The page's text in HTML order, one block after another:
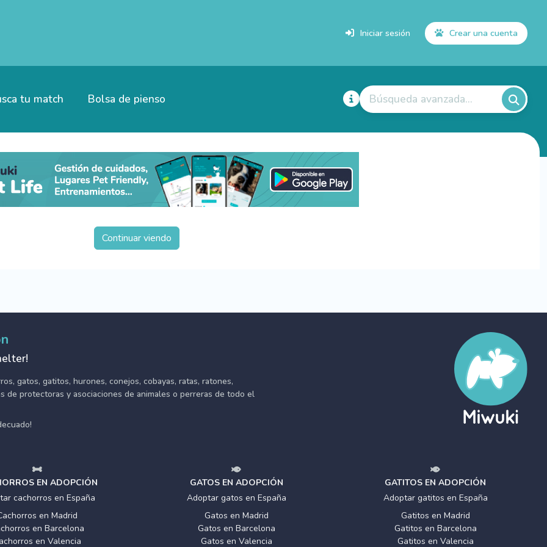
Iniciar sesión Crear una cuenta
tu match Bolsa de pienso Búsqueda avanzada...
Continuar viendo
gatos, gatitos, hurones, conejos, cobayas, ratas, ratones,
de protectoras y asociaciones de animales o perreras de todo el
EN ADOPCIÓN
cachorros en España
en Madrid
en Barcelona
en Valencia
GATOS EN ADOPCIÓN
Adoptar gatos en España
Gatos en Madrid
Gatos en Barcelona
Gatos en Valencia
GATITOS EN ADOPCIÓN
Adoptar gatitos en España
Gatitos en Madrid
Gatitos en Barcelona
Gatitos en Valencia